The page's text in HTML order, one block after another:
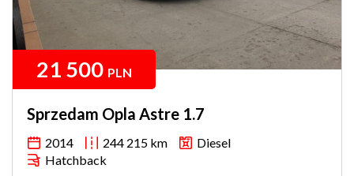
21 500 PLN
Sprzedam Opla Astre 1.7
2014 244 215 km
Diesel
Hatchback